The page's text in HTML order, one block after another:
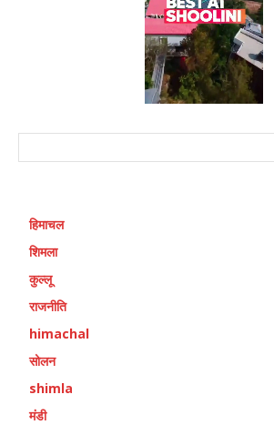
हिमाचल
शिमला
कुल्लू
राजनीति
himachal
सोलन
shimla
मंडी